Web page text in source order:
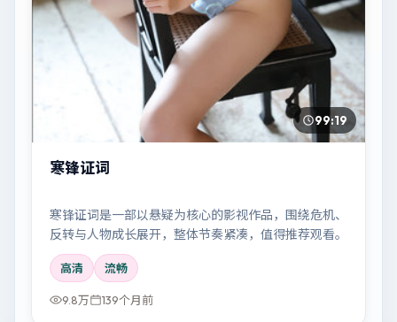
99:19
寒锋证词
寒锋证词是一部以悬疑为核心的影视作品，围绕危机、
反转与人物成长展开，整体节奏紧凑，值得推荐观看。
高清 流畅
9.8万 139个月前